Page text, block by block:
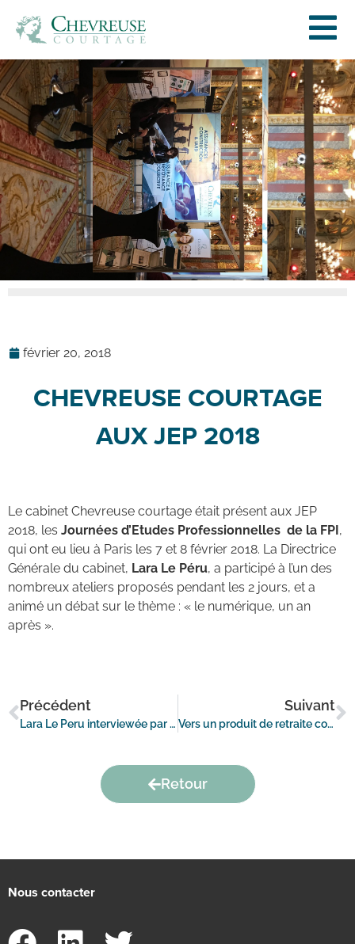
février 20, 2018
CHEVREUSE COURTAGE
AUX JEP 2018
Le cabinet Chevreuse courtage était présent aux JEP
2018, les Journées d’Etudes Professionnelles de la FPI ,
qui ont eu lieu à Paris les 7 et 8 février 2018. La Directrice
Générale du cabinet, Lara Le Péru, a participé à l’un des
nombreux ateliers proposés pendant les 2 jours, et a
animé un débat sur le thème : « le numérique, un an
après ».
Précédent
Lara Le Peru interviewée par Le Moniteur
Suivant
Vers un produit de retraite complémentaire unique ?
Retour
Nous contacter